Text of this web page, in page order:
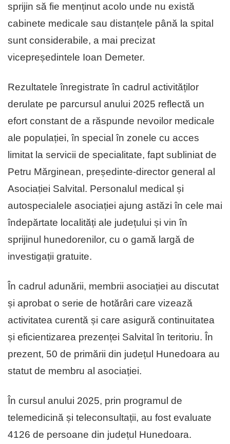
sprijin să fie menținut acolo unde nu există
cabinete medicale sau distanțele până la spital
sunt considerabile, a mai precizat
vicepreședintele Ioan Demeter.
Rezultatele înregistrate în cadrul activităților
derulate pe parcursul anului 2025 reflectă un
efort constant de a răspunde nevoilor medicale
ale populației, în special în zonele cu acces
limitat la servicii de specialitate, fapt subliniat de
Petru Mărginean, președinte-director general al
Asociației Salvital. Personalul medical și
autospecialele asociației ajung astăzi în cele mai
îndepărtate localități ale județului și vin în
sprijinul hunedorenilor, cu o gamă largă de
investigații gratuite.
În cadrul adunării, membrii asociației au discutat
și aprobat o serie de hotărâri care vizează
activitatea curentă și care asigură continuitatea
și eficientizarea prezenței Salvital în teritoriu. În
prezent, 50 de primării din județul Hunedoara au
statut de membru al asociației.
În cursul anului 2025, prin programul de
telemedicină și teleconsultații, au fost evaluate
4126 de persoane din județul Hunedoara.